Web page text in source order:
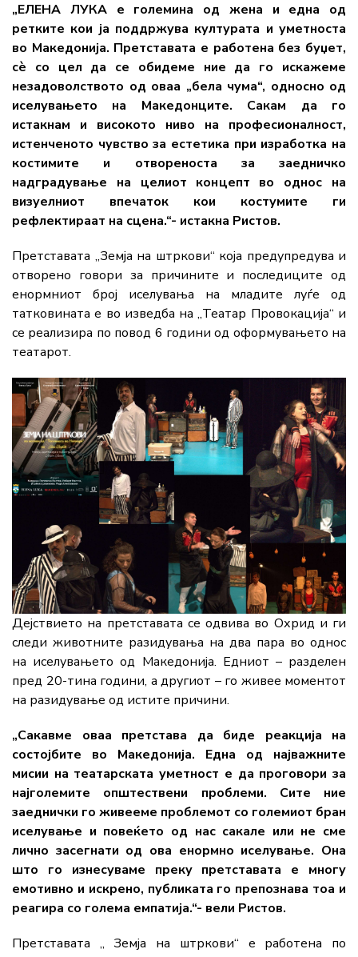
„ЕЛЕНА ЛУКА е големина од жена и една од
ретките кои ја поддржува културата и уметноста
во Македонија. Претставата е работена без буџет,
сѐ со цел да се обидеме ние да го искажеме
незадоволството од оваа „бела чума“, односно од
иселувањето на Македонците. Сакам да го
истакнам и високото ниво на професионалност,
истенченото чувство за естетика при изработка на
костимите и отвореноста за заедничко
надградување на целиот концепт во однос на
визуелниот впечаток кои костумите ги
рефлектираат на сцена.“- истакна Ристов.
Претставата „Земја на штркови“ која предупредува и
отворено говори за причините и последиците од
енормниот број иселувања на младите луѓе од
татковината е во изведба на „Театар Провокација“ и
се реализира по повод 6 години од оформувањето на
театарот.
Дејствието на претставата се одвива во Охрид и ги
следи животните разидувања на два пара во однос
на иселувањето од Македонија. Едниот – разделен
пред 20-тина години, а другиот – го живее моментот
на разидување од истите причини.
„Сакавме оваа претстава да биде реакција на
состојбите во Македонија. Една од најважните
мисии на театарската уметност е да проговори за
најголемите општествени проблеми. Сите ние
заеднички го живееме проблемот со големиот бран
иселување и повеќето од нас сакале или не сме
лично засегнати од ова енормно иселување. Она
што го изнесуваме преку претставата е многу
емотивно и искрено, публиката го препознава тоа и
реагира со голема емпатија.“- вели Ристов.
Претставата „ Земја на штркови“ е работена по